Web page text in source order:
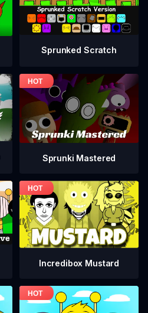
Sprunked Scratch
Sprunki Mastered
Incredibox Mustard